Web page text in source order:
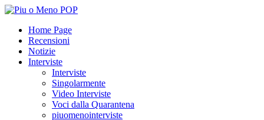
Home Page
Recensioni
Notizie
Interviste
Interviste
Singolarmente
Video Interviste
Voci dalla Quarantena
piuomenointerviste